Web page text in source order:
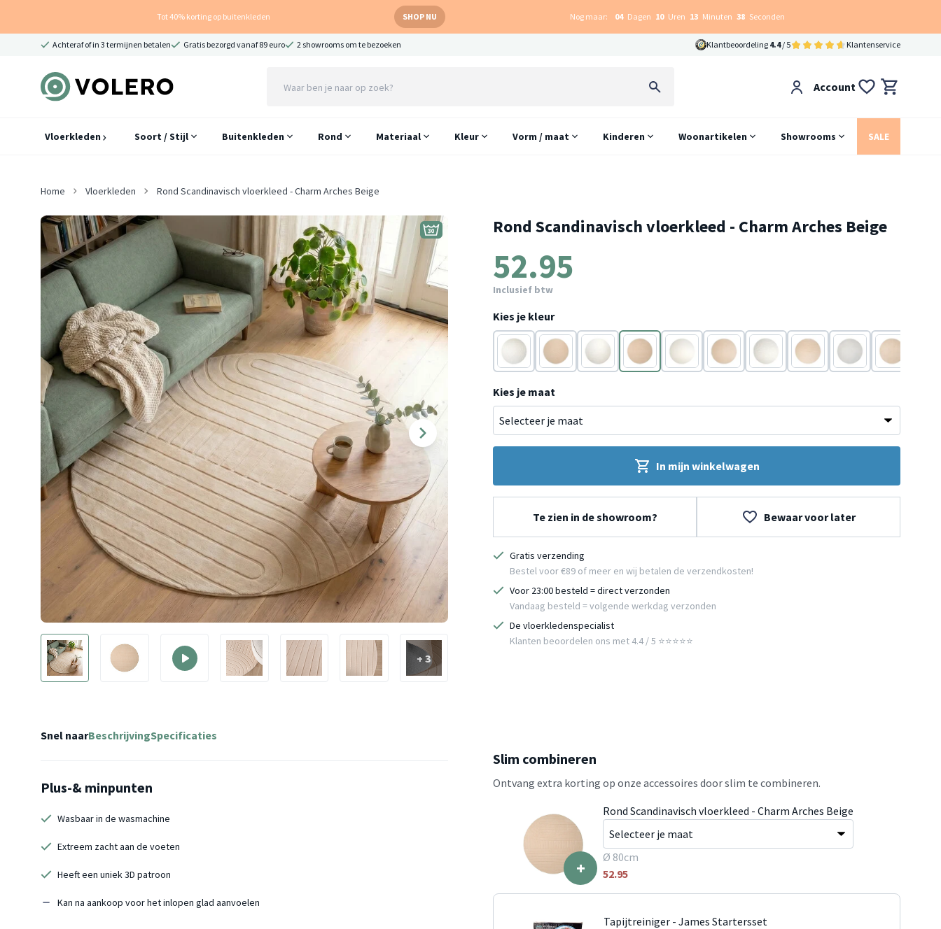
Tot 40% korting op buitenkleden SHOP NU Nog maar: 04 Dagen 10 Uren 13 Minuten 37 Seconden
Achteraf of in 3 termijnen betalen Gratis bezorgd vanaf 89 euro 2 showrooms om te bezoeken Klantbeoordeling 4.4/ 5 Klantenservice
Account
Vloerkleden Soort / Stijl Buitenkleden Rond Materiaal Kleur Vorm / maat Kinderen Woonartikelen Showrooms SALE
Home Vloerkleden Rond Scandinavisch vloerkleed - Charm Arches Beige
+ 3
Rond Scandinavisch vloerkleed - Charm Arches Beige
52.95
Inclusief btw
Kies je kleur
Wit Beige Wit Beige Wit Beige Wit Beige Wit
Beige
Kies je maat
In mijn winkelwagen
Te zien in de showroom? Bewaar voor later
Gratis verzending
Bestel voor €89 of meer en wij betalen de verzendkosten!
Voor 23:00 besteld = direct verzonden
Vandaag besteld = volgende werkdag verzonden
De vloerkledenspecialist
Klanten beoordelen ons met 4.4 / 5 ⭐⭐⭐⭐⭐
Snel naarBeschrijvingSpecificaties
Plus-& minpunten
Wasbaar in de wasmachine
Extreem zacht aan de voeten
Heeft een uniek 3D patroon
Kan na aankoop voor het inlopen glad aanvoelen
Slim combineren
Ontvang extra korting op onze accessoires door slim te combineren.
+
Rond Scandinavisch vloerkleed - Charm Arches Beige
Ø 80cm
52.95
Tapijtreiniger - James Startersset